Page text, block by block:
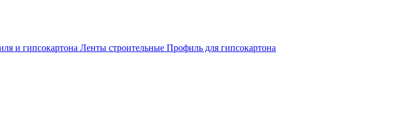
и гипсокартона Ленты строительные Профиль для гипсокартона